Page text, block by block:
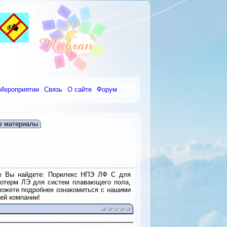
Связь О сайте Форум
материалы
Вы найдете: Порилекс НПЭ ЛФ С для
ЛЭ для систем плавающего пола,
подробнее ознакомиться с нашими
компании!